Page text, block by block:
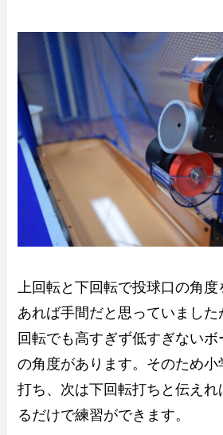
上回転と下回転で投球口の角
あれば手間だと思っていまし
回転でも高すぎず低すぎないボ
の角度があります。そのため
打ち、次は下回転打ちと伝え
るだけで練習ができます。